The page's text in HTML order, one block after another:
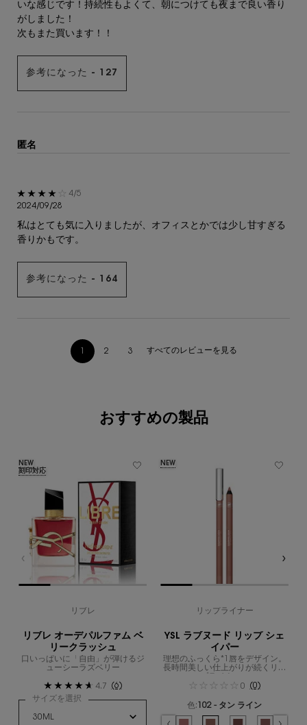
いな感じです！持続性もよくて、朝につけても夜まで良い香り
がしました！
次もまた買います！！
参考になった - 127
匿名
5星中4。
4/5
2024/09/28
私はとても気に入りましたが、オフィスとかでは少し甘すぎる
香りかもです。
参考になった - 164
ページ 1/3。 現在のページ
2 3 すべてのレビューを見る
おすすめの製品
NEW
刻印対応
リブレ
リブレ オーデパルファム ベ
リークラッシュ
口いっぱいに「自由」が弾けるジ
ューシーラズベリー
4.7
(6)
サイズを選択
NEW
リップライナー
YSL ラブヌード リップ シェ
イパー
理想のふっくら*1唇をデザイン。
長時間美しい仕上がりが続くリッ
0
(0)
色: 102 - タン ライン
色を選択してください
{1} の場合